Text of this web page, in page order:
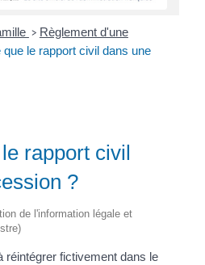
> Règlement d'une
le rapport civil dans une
rapport civil
?
de l'information légale et
réintégrer fictivement dans le